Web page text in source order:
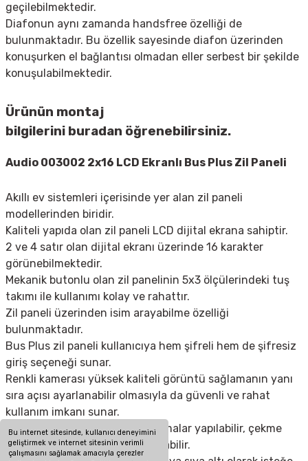
Bu internet sitesinde, kullanıcı deneyimini
geliştirmek ve internet sitesinin verimli
çalışmasını sağlamak amacıyla çerezler
geçilebilmektedir.
Diafonun aynı zamanda handsfree özelliği de
bulunmaktadır. Bu özellik sayesinde diafon üzerinden
konuşurken el bağlantısı olmadan eller serbest bir şekilde
konuşulabilmektedir.
Ürünün montaj
bilgilerini buradan öğrenebilirsiniz.
Audio 003002 2x16 LCD Ekranlı Bus Plus Zil Paneli
Akıllı ev sistemleri içerisinde yer alan zil paneli
modellerinden biridir.
Kaliteli yapıda olan zil paneli LCD dijital ekrana sahiptir.
2 ve 4 satır olan dijital ekranı üzerinde 16 karakter
görünebilmektedir.
Mekanik butonlu olan zil panelinin 5x3 ölçülerindeki tuş
takımı ile kullanımı kolay ve rahattır.
Zil paneli üzerinden isim arayabilme özelliği
bulunmaktadır.
Bus Plus zil paneli kullanıcıya hem şifreli hem de şifresiz
giriş seçeneği sunar.
Renkli kamerası yüksek kaliteli görüntü sağlamanın yanı
sıra açısı ayarlanabilir olmasıyla da güvenli ve rahat
kullanım imkanı sunar.
Kapı otomatiği üzerinde ayarlamalar yapılabilir, çekme
süresi istenilen şekilde ayarlanabilir.